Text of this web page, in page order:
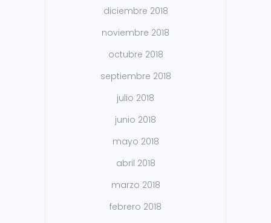
diciembre 2018
noviembre 2018
octubre 2018
septiembre 2018
julio 2018
junio 2018
mayo 2018
abril 2018
marzo 2018
febrero 2018